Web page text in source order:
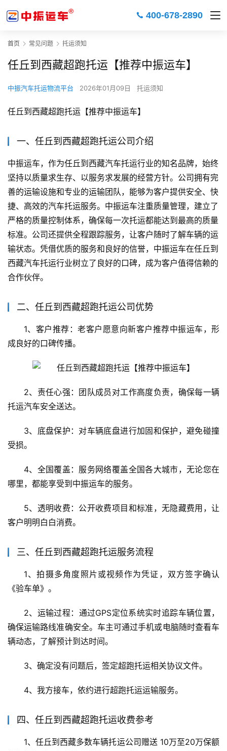
400-678-2890
首页 常见问题 托运须知
任丘到西藏超跑托运【推荐中振运车】
中振汽车托运物流平台 2026年01月09日 托运须知
任丘到西藏超跑托运【推荐中振运车】
一、任丘到西藏超跑托运公司介绍
中振运车，作为任丘到西藏汽车托运行业的知名品牌，始终
坚持以质量求生存、以服务求发展的经营方针。公司拥有完
善的运输设施和专业的运输团队，能够为客户提供安全、快
捷、高效的汽车托运服务。中振运车注重质量管理，建立了
严格的质量控制体系，确保每一次托运都能达到最高的质量
标准。公司还提供全程跟踪服务，让客户随时了解车辆的运
输状态。凭借优质的服务和良好的信誉，中振运车在任丘到
西藏汽车托运行业树立了良好的口碑，成为客户值得信赖的
合作伙伴。
二、任丘到西藏超跑托运公司优势
1、客户推荐：老客户愿意向新客户推荐中振运车，形
成良好的口碑传播。
2、责任心强：团队成员对工作高度负责，确保每一辆
托运汽车安全送达。
3、底盘保护：对车辆底盘进行加固和保护，避免碰撞
受损。
4、全国覆盖：服务网络覆盖全国各大城市，无论您在
哪里，都能享受到中振运车的服务。
5、透明收费：公开收费项目和标准，无隐藏费用，让
客户明明白白消费。
三、任丘到西藏超跑托运服务流程
1、拍摄多角度照片或视频作为凭证，双方签字确认
《验车单》。
2、运输过程：通过GPS定位系统实时追踪车辆位置，
确保运输路线准确安全。车主可通过手机或电脑随时查看车
辆动态，了解预计到达时间。
3、确定没有问题后，签定超跑托运相关协议文件。
4、我方接车，依约进行超跑托运运输服务。
四、任丘到西藏超跑托运收费参考
1、任丘到西藏多数车辆托运公司赠送 10万至20万保额